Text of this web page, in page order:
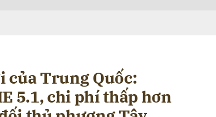
của Trung Quốc:
5.1, chi phí thấp hơn